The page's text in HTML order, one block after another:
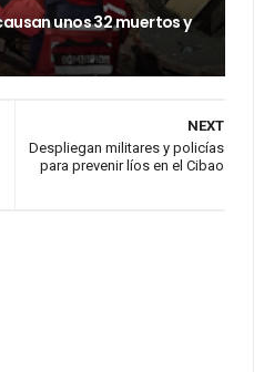
unos 32 muertos y
NEXT
Despliegan militares y policías
para prevenir líos en el Cibao